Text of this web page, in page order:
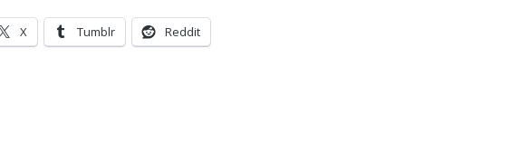
X Tumblr Reddit